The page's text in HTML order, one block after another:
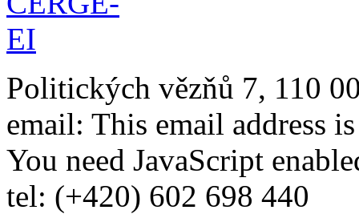
Politických vězňů 7, 110
email: This email address
You need JavaScript
tel: (+420) 602 698 440